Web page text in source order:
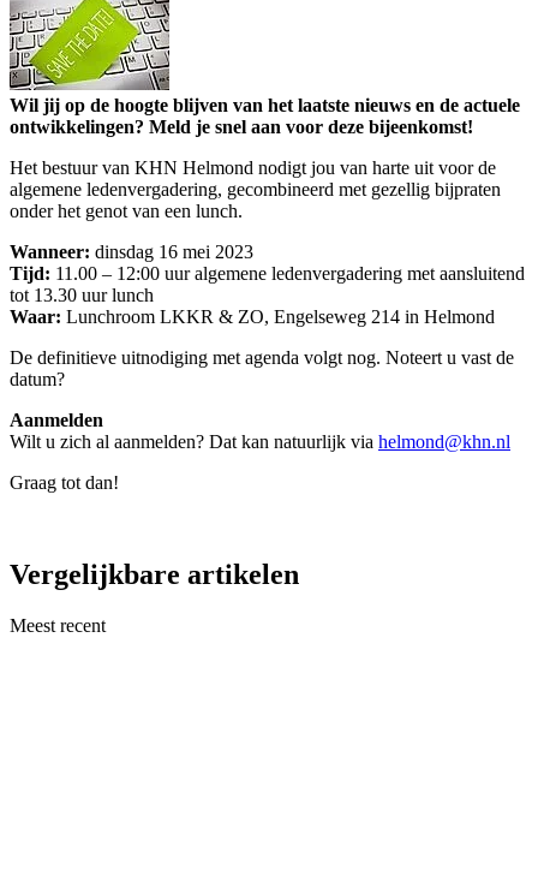
Wil jij op de hoogte blijven van het laatste nieuws en de actuele
ontwikkelingen? Meld je snel aan voor deze bijeenkomst!
Het bestuur van KHN Helmond nodigt jou van harte uit voor de
algemene ledenvergadering, gecombineerd met gezellig bijpraten
onder het genot van een lunch.
Wanneer: dinsdag 16 mei 2023
Tijd: 11.00 – 12:00 uur algemene ledenvergadering met aansluitend
tot 13.30 uur lunch
Waar: Lunchroom LKKR & ZO, Engelseweg 214 in Helmond
De definitieve uitnodiging met agenda volgt nog. Noteert u vast de
datum?
Aanmelden
Wilt u zich al aanmelden? Dat kan natuurlijk via helmond@khn.nl
Graag tot dan!
Vergelijkbare artikelen
Meest recent